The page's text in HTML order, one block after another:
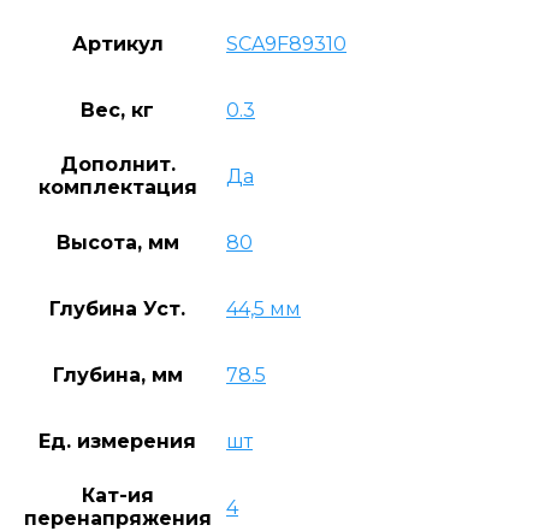
Артикул SCA9F89310
Вес, кг 0.3
Дополнит.
комплектация
Да
Высота, мм 80
Глубина Уст. 44,5 мм
Глубина, мм 78.5
Ед. измерения шт
Кат-ия
перенапряжения
4